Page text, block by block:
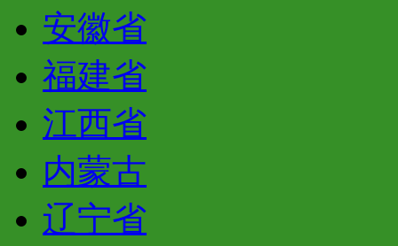
安徽省
福建省
江西省
内蒙古
辽宁省